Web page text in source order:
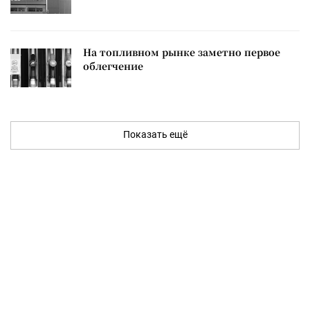
На топливном рынке заметно первое
облегчение
Показать ещё